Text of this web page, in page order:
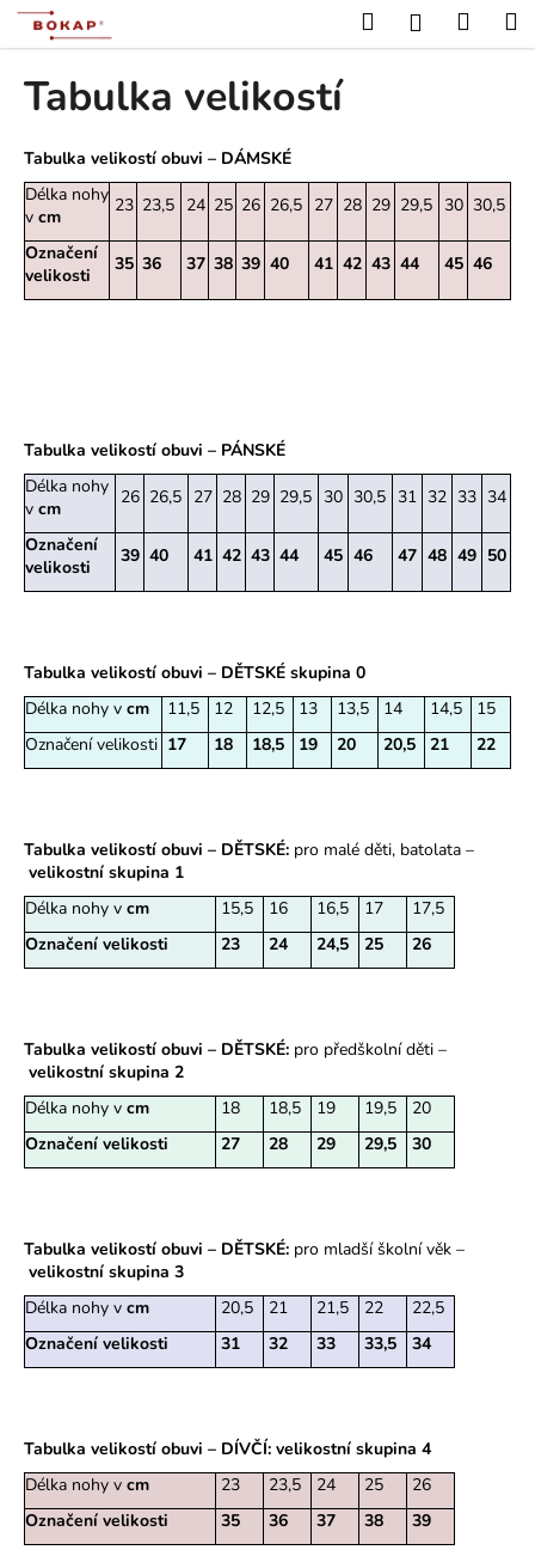
Přejít
obsah
HledatPřihlášení
Tabulka velikostí
Tabulka velikostí obuvi – DÁMSKÉ
Délka nohy
v cm
23 23,5 24 25 26 26,5 27 28 29 29,5 30 30,5
Označení
velikosti
35 36 37 38 39 40 41 42 43 44 45 46
Tabulka velikostí obuvi – PÁNSKÉ
Délka nohy
v cm
26 26,5 27 28 29 29,5 30 30,5 31 32 33 34
Označení
velikosti
39 40 41 42 43 44 45 46 47 48 49 50
Tabulka velikostí obuvi – DĚTSKÉ skupina 0
Délka nohy v cm 11,5 12 12,5 13 13,5 14 14,5
15
Označení velikosti 17 18 18,5 19 20 20,5 21 22
Tabulka velikostí obuvi – DĚTSKÉ: pro malé děti, batolata –
velikostní skupina 1
Délka nohy v cm 15,5 16 16,5 17
17,5
Označení velikosti
23 24 24,5 25 26
Tabulka velikostí obuvi – DĚTSKÉ: pro předškolní děti –
velikostní skupina 2
Délka nohy v cm 18 18,5 19 19,5
20
Označení velikosti
27 28 29 29,5 30
Tabulka velikostí obuvi – DĚTSKÉ: pro mladší školní věk –
velikostní skupina 3
Délka nohy v cm 20,5 21 21,5 22
22,5
Označení velikosti
31 32 33 33,5 34
Tabulka velikostí obuvi – DÍVČÍ: velikostní skupina 4
Délka nohy v cm 23 23,5 24 25
26
Označení velikosti
35 36 37 38 39
K
o
o
p
o
t
ř
e
t
e
n
a
j
t
?
D
o
p
u
č
u
j
e
PÁNSKÉ
BAČKORY
MODEL
773
415